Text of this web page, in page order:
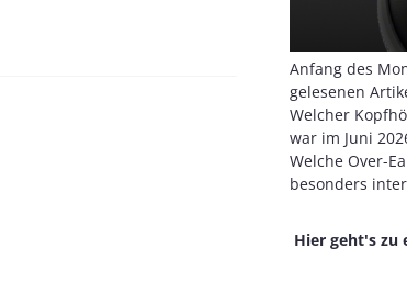
Anfang des
gelesenen
Welcher
war im Juni
Welche Over-
besonders
Hier geht's zu